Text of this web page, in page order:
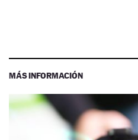
MÁS INFORMACIÓN